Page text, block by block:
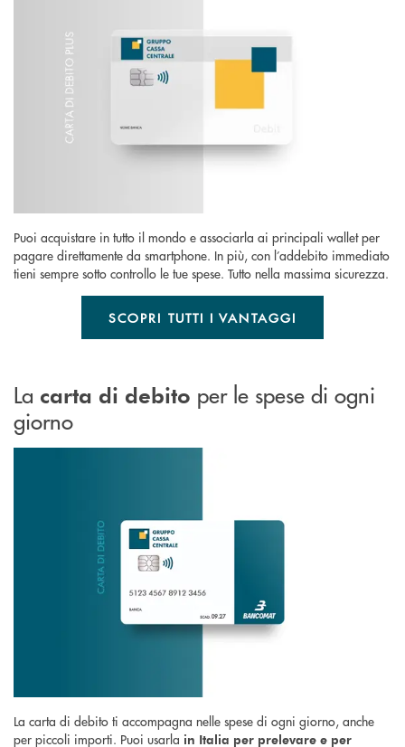
Puoi acquistare in tutto il mondo e associarla ai principali wallet per
pagare direttamente da smartphone. In più, con l’addebito immediato
tieni sempre sotto controllo le tue spese. Tutto nella massima sicurezza.
SCOPRI TUTTI I VANTAGGI
La carta di debito per le spese di ogni
giorno
La carta di debito ti accompagna nelle spese di ogni giorno, anche
per piccoli importi. Puoi usarla in Italia per prelevare e per